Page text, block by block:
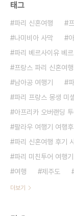
태그
파리 신혼여행
나미비아 사막
파리 베르사이유 베
프랑스 파리 신혼여행
남아공 여행기
파리 프랑스 몽생 미
아프리카 오버랜딩 투
팔라우 여행기 여행
파리 신혼여행 후기
파리 미친투어 여행
여행
제주도
더보기